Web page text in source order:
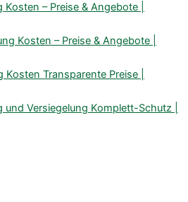
Kosten – Preise & Angebote |
Kosten – Preise & Angebote |
Kosten Transparente Preise |
und Versiegelung Komplett-Schutz |